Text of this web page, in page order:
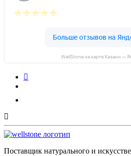
WellStone на карте Казани —
Поставщик натурального и